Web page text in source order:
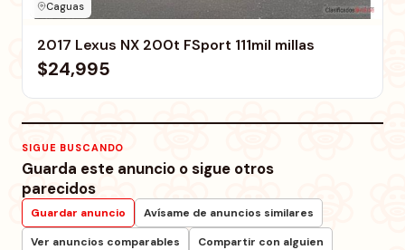
Caguas
2017 Lexus NX 200t FSport 111mil millas
$24,995
SIGUE BUSCANDO
Guarda este anuncio o sigue otros
parecidos
Guardar anuncio
Avísame de anuncios similares
Ver anuncios comparables
Compartir con alguien